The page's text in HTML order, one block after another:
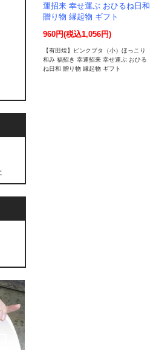
運招来 幸せ運ぶ おひるね日和
贈り物 縁起物 ギフト
960円(税込1,056円)
【有田焼】ピンクブタ（小）ほっこり
和み 福招き 幸運招来 幸せ運ぶ おひる
ね日和 贈り物 縁起物 ギフト